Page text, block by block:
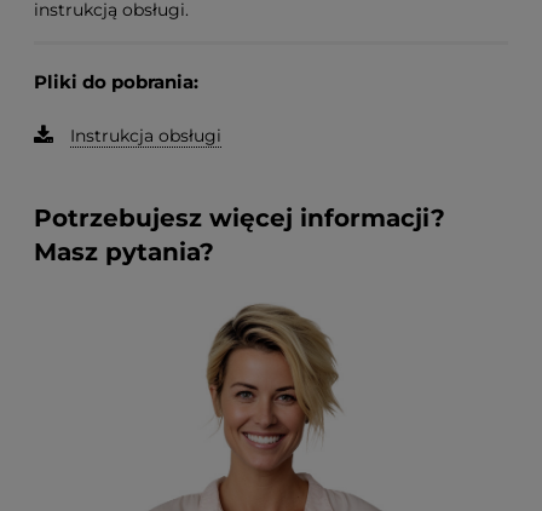
instrukcją obsługi.
Pliki do pobrania:
Instrukcja obsługi
Potrzebujesz więcej informacji?
Masz pytania?